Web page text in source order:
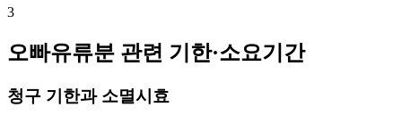
3
오빠유류분 관련 기한·소요기간
청구 기한과 소멸시효